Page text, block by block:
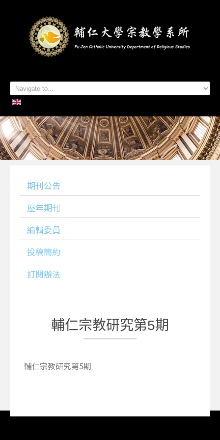
首頁
系所簡介
本系成員
學生專區
招生資訊
各項活動
研究及出版
系所友專區
聯絡我們
期刊公告
歷年期刊
編輯委員
投稿簡約
訂閱辦法
輔仁宗教研究第5期
輔仁宗教研究第5期